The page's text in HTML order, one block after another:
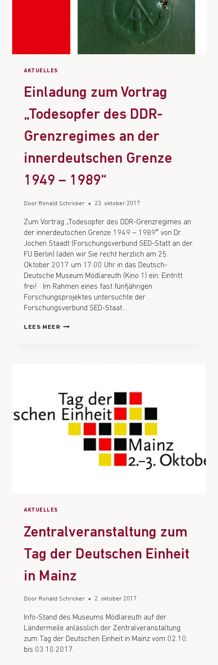
AKTUELLES
Einladung zum Vortrag
„Todesopfer des DDR-
Grenzregimes an der
innerdeutschen Grenze
1949 – 1989“
Door Ronald Schricker 23. oktober 2017
Zum Vortrag „Todesopfer des DDR-Grenzregimes an
der innerdeutschen Grenze 1949 – 1989″ von Dr.
Jochen Staadt (Forschungsverbund SED-Statt an der
FU Berlin) laden wir Sie recht herzlich am 25.
Oktober 2017 um 17.00 Uhr in das Deutsch-
Deutsche Museum Mödlareuth (Kino 1) ein. Eintritt
frei! Im Rahmen eines fast fünfjährigen
Forschungsprojektes untersuchte der
Forschungsverbund SED-Staat…
LEES MEER
AKTUELLES
Zentralveranstaltung zum
Tag der Deutschen Einheit
in Mainz
Door Ronald Schricker 2. oktober 2017
Info-Stand des Museums Mödlareuth auf der
Ländermeile anlässlich der Zentralveranstaltung
zum Tag der Deutschen Einheit in Mainz vom 02.10.
bis 03.10.2017.